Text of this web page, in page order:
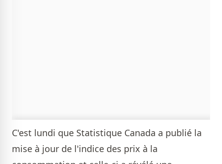
C'est lundi que Statistique Canada a publié la
mise à jour de l'indice des prix à la